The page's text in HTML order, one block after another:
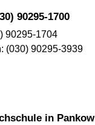
90295-1700
90295-1704
(030) 90295-3939
in Pankow